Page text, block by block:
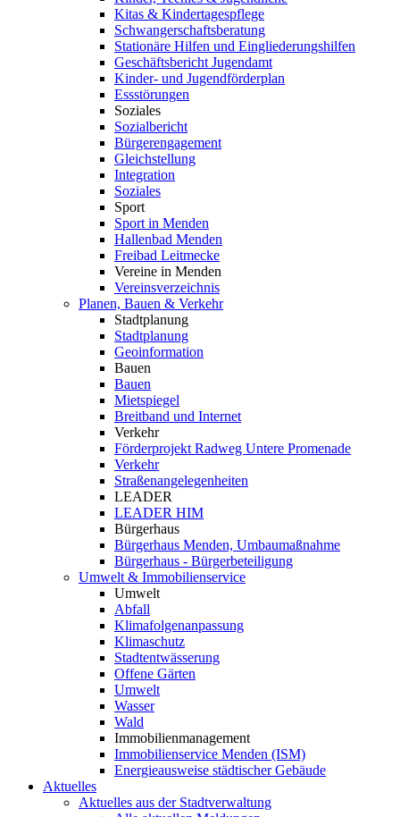
Kitas & Kindertagespflege
Schwangerschaftsberatung
Stationäre Hilfen und Eingliederungshilfen
Geschäftsbericht Jugendamt
Kinder- und Jugendförderplan
Essstörungen
Soziales
Sozialbericht
Bürgerengagement
Gleichstellung
Integration
Soziales
Sport
Sport in Menden
Hallenbad Menden
Freibad Leitmecke
Vereine in Menden
Vereinsverzeichnis
Planen, Bauen & Verkehr
Stadtplanung
Stadtplanung
Geoinformation
Bauen
Bauen
Mietspiegel
Breitband und Internet
Verkehr
Förderprojekt Radweg Untere Promenade
Verkehr
Straßenangelegenheiten
LEADER
LEADER HIM
Bürgerhaus
Bürgerhaus Menden, Umbaumaßnahme
Bürgerhaus - Bürgerbeteiligung
Umwelt & Immobilienservice
Umwelt
Abfall
Klimafolgenanpassung
Klimaschutz
Stadtentwässerung
Offene Gärten
Umwelt
Wasser
Wald
Immobilienmanagement
Immobilienservice Menden (ISM)
Energieausweise städtischer Gebäude
Aktuelles
Aktuelles aus der Stadtverwaltung